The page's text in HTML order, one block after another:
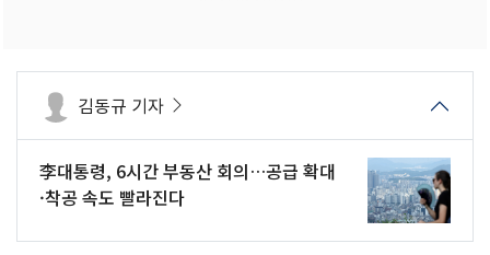
김동규 기자
李대통령, 6시간 부동산 회의…공급 확대
·착공 속도 빨라진다